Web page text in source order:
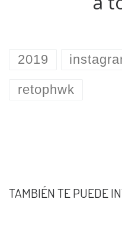
2019
retophwk
TAMBIÉN TE PUEDE